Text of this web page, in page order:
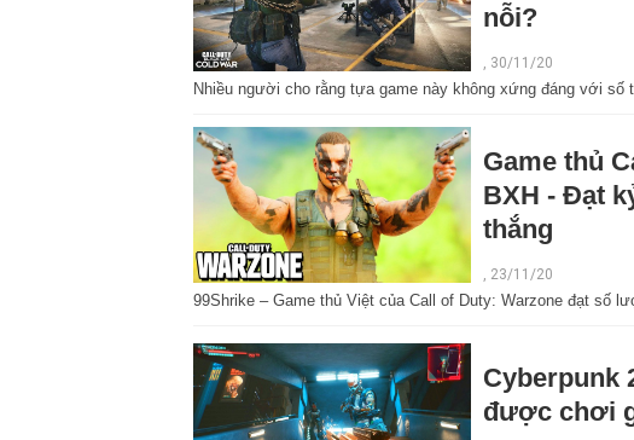
nỗi?
, 30/11/20
Nhiều người cho rằng tựa game này không xứng đáng với số
Game thủ
BXH - Đạt
thắng
, 23/11/20
99Shrike – Game thủ Việt của Call of Duty: Warzone đạt số
Cyberpunk
được chơi